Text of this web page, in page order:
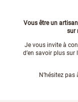
Vous être un
sur
Je vous invite à
d’en savoir plus
N’hésitez